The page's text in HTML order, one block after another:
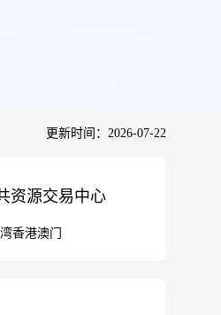
更新时间：2026-07-22
资源交易中心
香港澳门